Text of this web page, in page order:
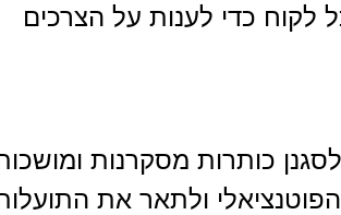
לקוח כדי לענות על הצרכים
כותרות מסקרנות
ולתאר את